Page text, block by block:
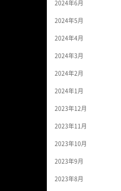
2024年6月
2024年5月
2024年4月
2024年3月
2024年2月
2024年1月
2023年12月
2023年11月
2023年10月
2023年9月
2023年8月